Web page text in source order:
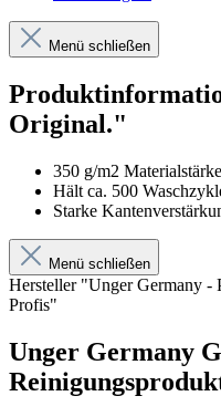
Menü schließen
Original."
350 g/m2 Materialstärke
Hält ca. 500
Starke
Menü schließen
Hersteller "Unger Germany -
Profis"
Unger Germany